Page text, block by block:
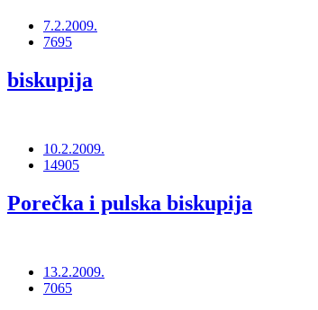
7.2.2009.
7695
biskupija
10.2.2009.
14905
Porečka i pulska biskupija
13.2.2009.
7065